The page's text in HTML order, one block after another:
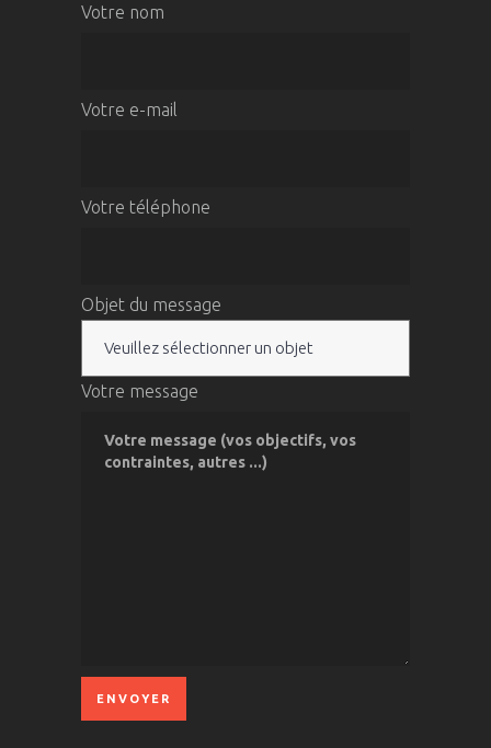
Votre nom
Votre e-mail
Votre téléphone
Objet du message
Votre message